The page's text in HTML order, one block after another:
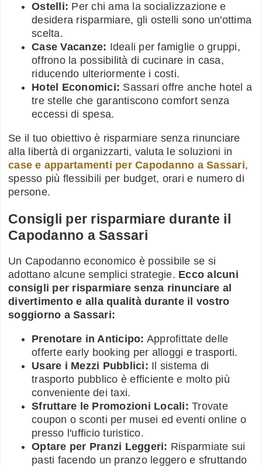
Ostelli: Per chi ama la socializzazione e
desidera risparmiare, gli ostelli sono un'ottima
scelta.
Case Vacanze: Ideali per famiglie o gruppi,
offrono la possibilità di cucinare in casa,
riducendo ulteriormente i costi.
Hotel Economici: Sassari offre anche hotel a
tre stelle che garantiscono comfort senza
eccessi di spesa.
Se il tuo obiettivo è risparmiare senza rinunciare
alla libertà di organizzarti, valuta le soluzioni in
case e appartamenti per Capodanno a Sassari,
spesso più flessibili per budget, orari e numero di
persone.
Consigli per risparmiare durante il
Capodanno a Sassari
Un Capodanno economico è possibile se si
adottano alcune semplici strategie. Ecco alcuni
consigli per risparmiare senza rinunciare al
divertimento e alla qualità durante il vostro
soggiorno a Sassari:
Prenotare in Anticipo: Approfittate delle
offerte early booking per alloggi e trasporti.
Usare i Mezzi Pubblici: Il sistema di
trasporto pubblico è efficiente e molto più
conveniente dei taxi.
Sfruttare le Promozioni Locali: Trovate
coupon o sconti per musei ed eventi online o
presso l'ufficio turistico.
Optare per Pranzi Leggeri: Risparmiate sui
pasti facendo un pranzo leggero e sfruttando